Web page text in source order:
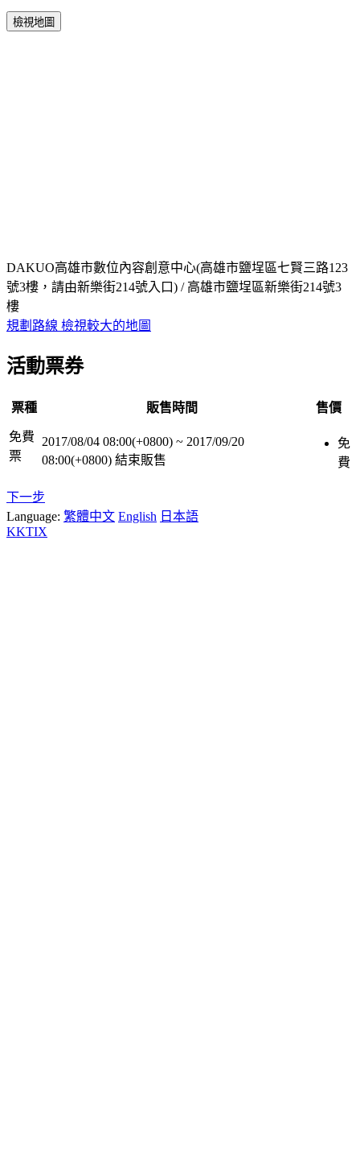
檢視地圖
DAKUO高雄市數位內容創意中心(高雄市鹽埕區七賢三路123
號3樓，請由新樂街214號入口) / 高雄市鹽埕區新樂街214號3
樓
規劃路線 檢視較大的地圖
活動票券
票種 販售時間 售價
免費
票
2017/08/04 08:00(+0800) ~ 2017/09/20
08:00(+0800) 結束販售
免
費
下一步
Language: 繁體中文 English 日本語
KKTIX